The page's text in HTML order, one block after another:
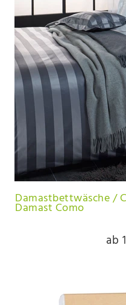
Damastbettwäsche /
Damast Como
ab